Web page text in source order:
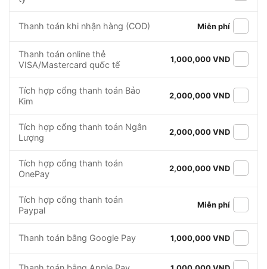
Thanh toán khi nhận hàng (COD) Miễn phí
Thanh toán online thẻ
VISA/Mastercard quốc tế
1,000,000 VND
Tích hợp cổng thanh toán Bảo
Kim
2,000,000 VND
Tích hợp cổng thanh toán Ngân
Lượng
2,000,000 VND
Tích hợp cổng thanh toán
OnePay
2,000,000 VND
Tích hợp cổng thanh toán
Paypal
Miễn phí
Thanh toán bằng Google Pay 1,000,000 VND